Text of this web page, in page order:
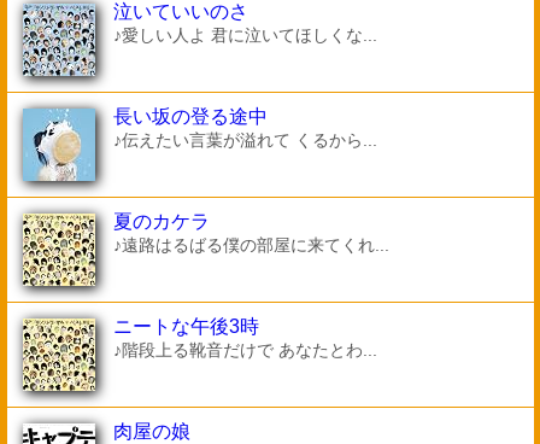
泣いていいのさ
♪愛しい人よ 君に泣いてほしくな...
長い坂の登る途中
♪伝えたい言葉が溢れて くるから...
夏のカケラ
♪遠路はるばる僕の部屋に来てくれ...
ニートな午後3時
♪階段上る靴音だけで あなたとわ...
肉屋の娘